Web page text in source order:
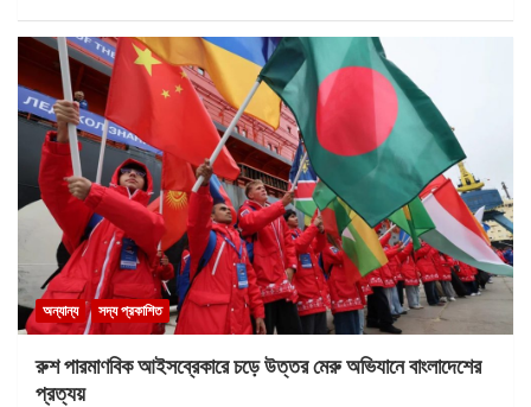
অন্যান্য সদ্য প্রকাশিত
রুশ পারমাণবিক আইসব্রেকারে চড়ে উত্তর মেরু অভিযানে বাংলাদেশের
প্রত্যয়